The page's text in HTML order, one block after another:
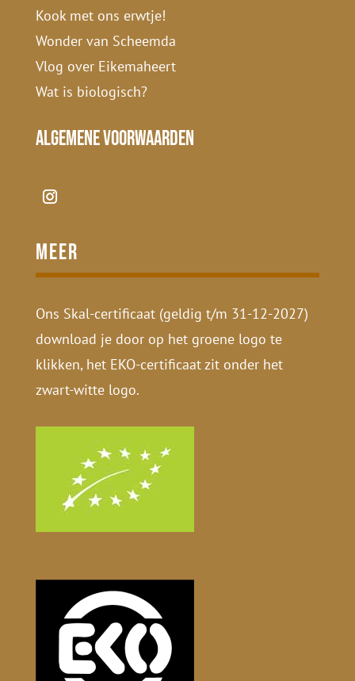
Kook met ons erwtje!
Wonder van Scheemda
Vlog over Eikemaheert
Wat is biologisch?
Algemene voorwaarden
Meer
Ons Skal-certificaat (geldig t/m 31-12-2027)
download je door op het groene logo te
klikken, het EKO-certificaat zit onder het
zwart-witte logo.